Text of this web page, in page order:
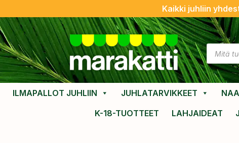
Kaikki juhliin
ILMAPALLOT JUHLIIN JUHLATARVIKKEET
K-18-TUOTTEET
LAHJAIDEAT